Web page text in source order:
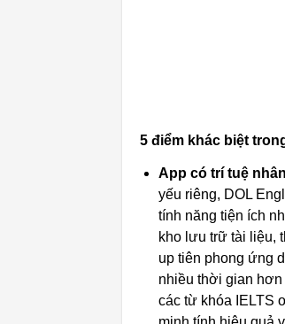
5 điểm khác biệt
App có trí tuệ
yếu riêng, DOL
tính năng tiện ích
kho lưu trữ tài liệu,
up tiên phong ứng
nhiều thời gian hơn
các từ khóa IELTS